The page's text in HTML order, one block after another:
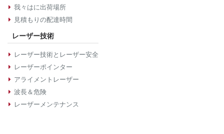
我々はに出荷場所
見積もりの配達時間
レーザー技術
レーザー技術とレーザー安全
レーザーポインター
アライメントレーザー
波長＆危険
レーザーメンテナンス